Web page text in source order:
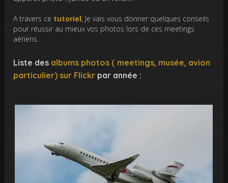
A travers ce tutoriel, Je vais vous donner quelques conseils
pour réussir au mieux vos photos lors de ces meetings
aériens.
Liste des albums photos ( meetings, musée, avion
particulier) sur Flickr par année :